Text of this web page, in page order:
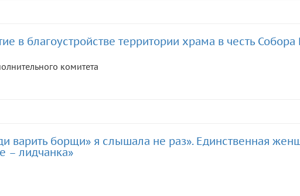
в благоустройстве территории храма в честь
комитета
варить борщи» я слышала не раз». Единственная
– лидчанка»